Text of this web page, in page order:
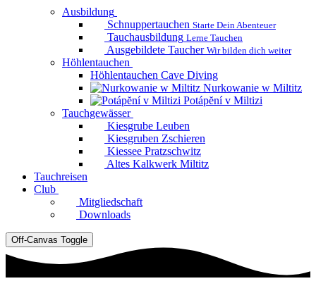
Ausbildung
Schnuppertauchen Starte Dein Abenteuer
Tauchausbildung Lerne Tauchen
Ausgebildete Taucher Wir bilden dich weiter
Höhlentauchen
Höhlentauchen Cave Diving
Nurkowanie w Miltitz
Potápĕní v Miltizi
Tauchgewässer
Kiesgrube Leuben
Kiesgruben Zschieren
Kiessee Pratzschwitz
Altes Kalkwerk Miltitz
Tauchreisen
Club
Mitgliedschaft
Downloads
Off-Canvas Toggle